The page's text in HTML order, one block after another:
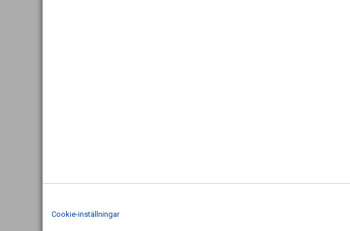
Cookie-inställningar